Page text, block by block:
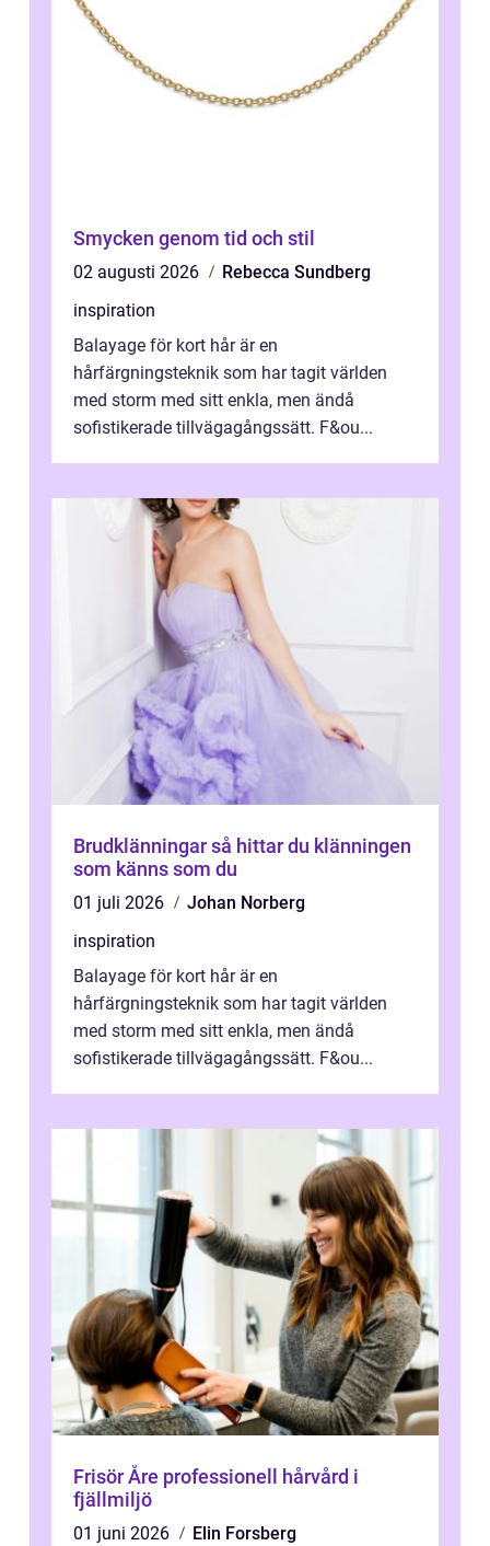
Smycken genom tid och stil
02 augusti 2026
Rebecca Sundberg
inspiration
Balayage för kort hår är en
hårfärgningsteknik som har tagit världen
med storm med sitt enkla, men ändå
sofistikerade tillvägagångssätt. F&ou...
Brudklänningar så hittar du klänningen
som känns som du
01 juli 2026
Johan Norberg
inspiration
Balayage för kort hår är en
hårfärgningsteknik som har tagit världen
med storm med sitt enkla, men ändå
sofistikerade tillvägagångssätt. F&ou...
Frisör Åre professionell hårvård i
fjällmiljö
01 juni 2026
Elin Forsberg